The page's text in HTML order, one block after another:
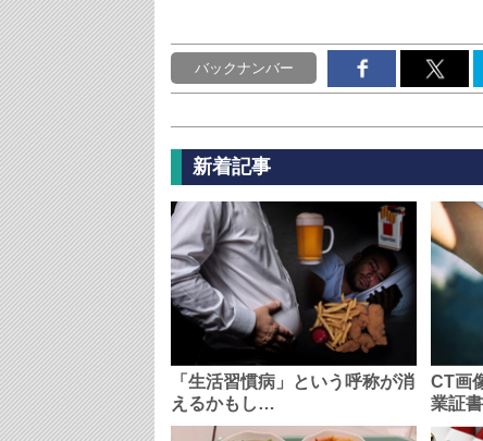
バックナンバー
新着記事
「生活習慣病」という呼称が消
えるかもし…
CT画
業証